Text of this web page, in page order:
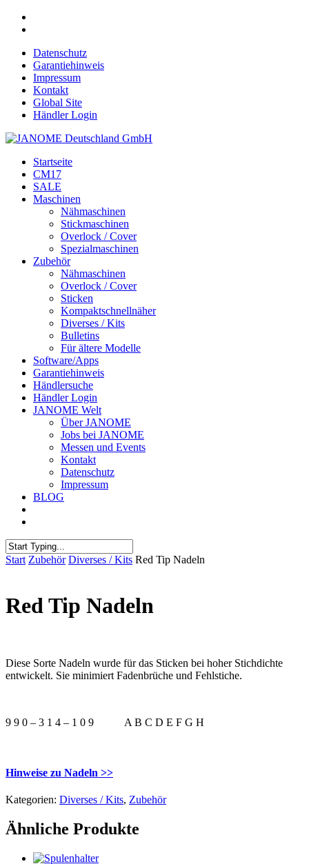
Datenschutz
Garantiehinweis
Impressum
Kontakt
Global Site
Händler Login
Startseite
CM17
SALE
Maschinen
Nähmaschinen
Stickmaschinen
Overlock / Cover
Spezialmaschinen
Zubehör
Nähmaschinen
Overlock / Cover
Sticken
Kompaktschnellnäher
Diverses / Kits
Bulletins
Für ältere Modelle
Software/Apps
Garantiehinweis
Händlersuche
Händler Login
JANOME Welt
Über JANOME
Jobs bei JANOME
Messen und Events
Kontakt
Datenschutz
Impressum
BLOG
Start Zubehör Diverses / Kits Red Tip Nadeln
Red Tip Nadeln
Diese Sorte Nadeln wurde für das Sticken bei hoher Stichdichte
entwickelt. Sie minimiert Fadenbrüche und Fehlstiche.
9 9 0 – 3 1 4 – 1 0 9 A B C D E F G H
Hinweise zu Nadeln >>
Kategorien: Diverses / Kits, Zubehör
Ähnliche Produkte